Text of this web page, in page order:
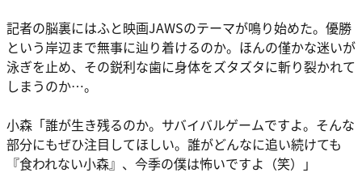
記者の脳裏にはふと映画JAWSのテーマが鳴り始めた。優勝
という岸辺まで無事に辿り着けるのか。ほんの僅かな迷いが
泳ぎを止め、その鋭利な歯に身体をズタズタに斬り裂かれて
しまうのか…。
小森 「誰が生き残るのか。サバイバルゲームですよ。そんな
部分にもぜひ注目してほしい。誰がどんなに追い続けても
『食われない小森』、今季の僕は怖いですよ（笑）」